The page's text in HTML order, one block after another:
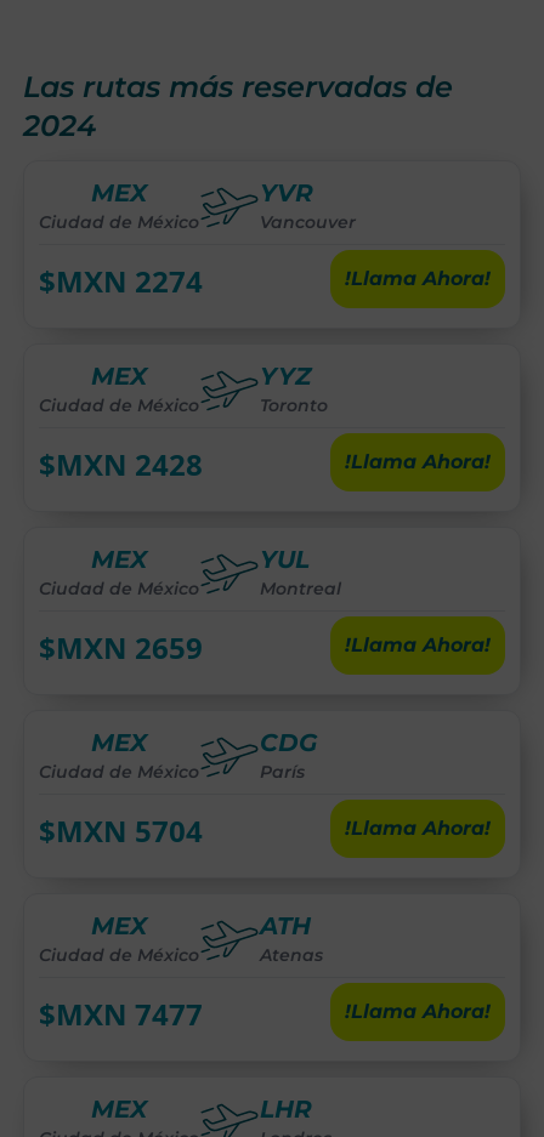
Las rutas más reservadas de
2024
MEX
Ciudad de México
YVR
Vancouver
$MXN 2274 !Llama Ahora!
MEX
Ciudad de México
YYZ
Toronto
$MXN 2428 !Llama Ahora!
MEX
Ciudad de México
YUL
Montreal
$MXN 2659 !Llama Ahora!
MEX
Ciudad de México
CDG
París
$MXN 5704 !Llama Ahora!
MEX
Ciudad de México
ATH
Atenas
$MXN 7477 !Llama Ahora!
MEX LHR